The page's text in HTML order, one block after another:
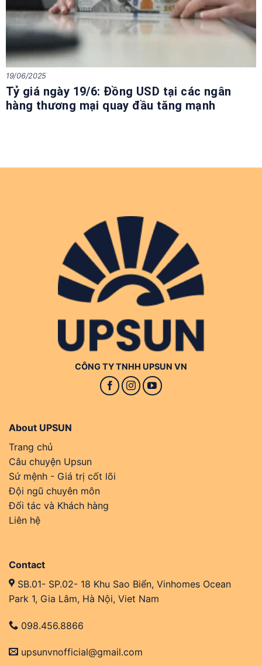
Tỷ giá ngày 19/6: Đồng USD tại các ngân
hàng thương mại quay đầu tăng mạnh
19/06/2025
CÔNG TY TNHH UPSUN VN
About UPSUN
Trang chủ
Câu chuyện Upsun
Sứ mệnh - Giá trị cốt lõi
Đội ngũ chuyên môn
Đối tác và Khách hàng
Liên hệ
Contact
SB.01- SP.02- 18 Khu Sao Biển, Vinhomes Ocean
Park 1, Gia Lâm, Hà Nội, Viet Nam
098.456.8866
upsunvnofficial@gmail.com